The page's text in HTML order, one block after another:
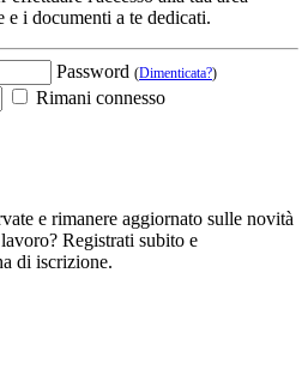
e i documenti a te dedicati.
Password (Dimenticata?)
Rimani connesso
e rimanere aggiornato sulle novità
Registrati subito e
di iscrizione.